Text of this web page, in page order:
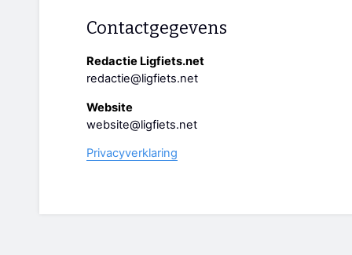
Contactgegevens
Redactie Ligfiets.net
redactie@ligfiets.net
Website
website@ligfiets.net
Privacyverklaring